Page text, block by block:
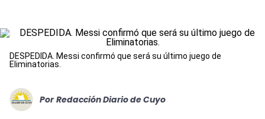
DESPEDIDA. Messi confirmó que será su último juego de
Eliminatorias.
Por Redacción Diario de Cuyo